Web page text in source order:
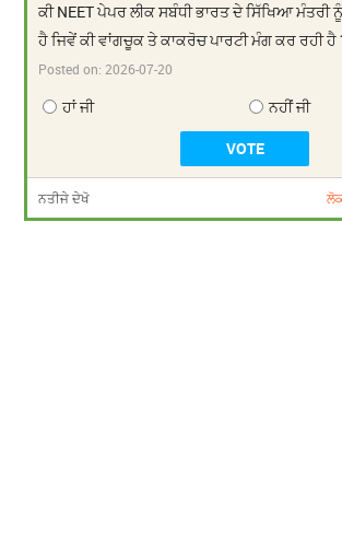
ਕੀ NEET ਪੇਪਰ ਲੀਕ ਸਬੰਧੀ ਭਾਰਤ ਦੇ ਸਿੱਖਿਆ ਮੰਤਰੀ
ਹੈ ਜਿਵੇਂ ਕੀ ਵਾਂਗਚੂਕ ਤੇ ਕਾਕਰੋਚ ਪਾਰਟੀ ਮੰਗ ਕਰ ਰਹੀ ਹੈ
Posted on:2026-07-20
ਹਾਂ ਜੀ ਨਹੀਂ ਜੀ
ਨਤੀਜੇ ਦੇਖੋ